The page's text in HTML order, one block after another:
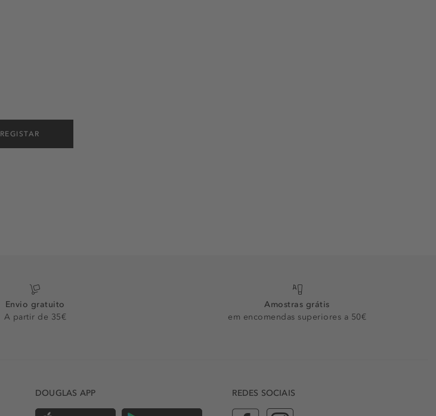
REGISTAR
Envio gratuito
A partir de 35€
Amostras grátis
em encomendas superiores a 50€
DOUGLAS APP REDES SOCIAIS